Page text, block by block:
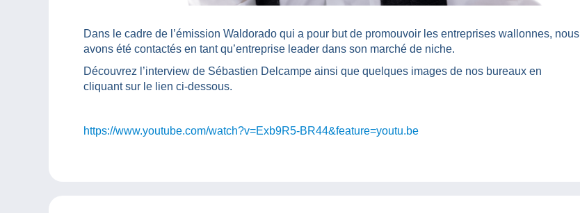
Dans le cadre de l’émission Waldorado qui a pour but de promouvoir les entreprises wallonnes, nous
avons été contactés en tant qu’entreprise leader dans son marché de niche.
Découvrez l’interview de Sébastien Delcampe ainsi que quelques images de nos bureaux en
cliquant sur le lien ci-dessous.
https://www.youtube.com/watch?v=Exb9R5-BR44&feature=youtu.be